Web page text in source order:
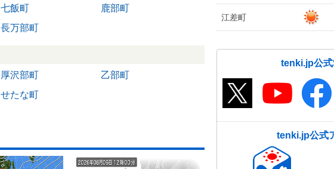
七飯町
鹿部町
長万部町
厚沢部町
乙部町
せたな町
江差町
tenki.jp公
tenki.jp公式